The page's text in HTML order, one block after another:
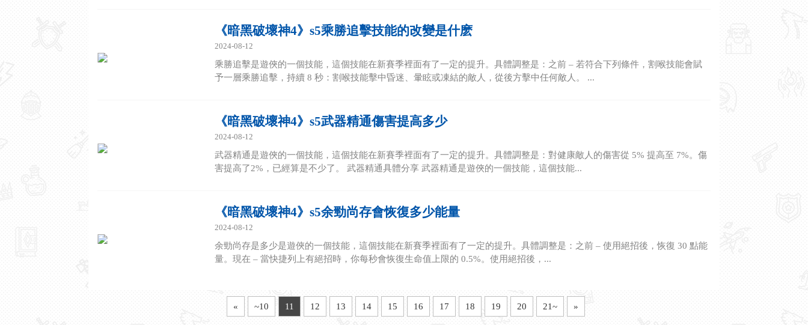
《暗黑破壞神4》s5乘勝追擊技能的改變是什麽
2024-08-12
乘勝追擊是遊俠的一個技能，這個技能在新賽季裡面有了一定的提升。具體調整是：之前 – 若符合下列條件，割喉技能會賦
予一層乘勝追擊，持續 8 秒：割喉技能擊中昏迷、暈眩或凍結的敵人，從後方擊中任何敵人。 ...
《暗黑破壞神4》s5武器精通傷害提高多少
2024-08-12
武器精通是遊俠的一個技能，這個技能在新賽季裡面有了一定的提升。具體調整是：對健康敵人的傷害從 5% 提高至 7%。傷
害提高了2%，已經算是不少了。 武器精通具體分享 武器精通是遊俠的一個技能，這個技能...
《暗黑破壞神4》s5余勁尚存會恢復多少能量
2024-08-12
余勁尚存是多少是遊俠的一個技能，這個技能在新賽季裡面有了一定的提升。具體調整是：之前 – 使用絕招後，恢復 30 點能
量。現在 – 當快捷列上有絕招時，你每秒會恢復生命值上限的 0.5%。使用絕招後，...
« ~10 11 12 13 14 15 16 17 18 19 20 21~ »